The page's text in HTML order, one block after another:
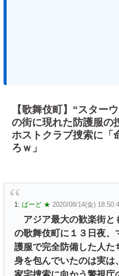
【歌舞伎町】“スター
の街に現れた防護服
ホストクラブ捜索に「
ろｗ」
1: ばーど ★ 2020/08/14(金)
アジア最大の歓楽街と
の歌舞伎町に１３日夜、
護服で完全防備した人た
身を包んでいたのは実は